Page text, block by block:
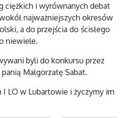
ciężkich i wyrównanych debat
najważniejszych okresów
a do przejścia do ścisłego
niewiele.
byli do konkursu przez
Małgorzatę Sabat.
LO w Lubartowie i życzymy im